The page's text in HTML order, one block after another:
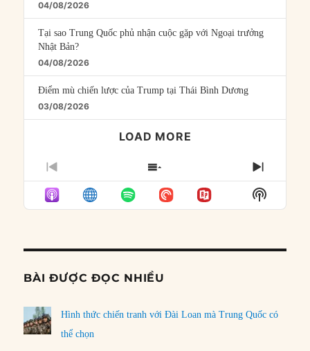
04/08/2026
Tại sao Trung Quốc phủ nhận cuộc gặp với Ngoại trưởng
Nhật Bản?
04/08/2026
Điểm mù chiến lược của Trump tại Thái Bình Dương
03/08/2026
LOAD MORE
PREVIOUS
EPISODE
SHOW
EPISODES
LIST
NEXT
Show
Podcast
BÀI ĐƯỢC ĐỌC NHIỀU
Hình thức chiến tranh với Đài Loan mà Trung Quốc có
thể chọn